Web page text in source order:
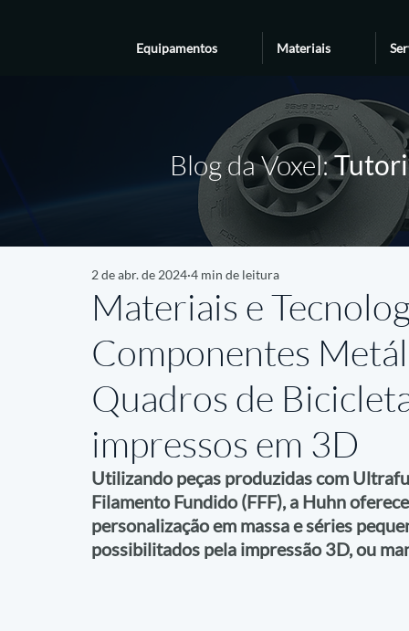
Equipamentos Materiais
Blog da Voxel:
Materiais e
Componentes
Quadros de
impressos em 3D
2 de abr. de 2024 4 min de leitura
Utilizando peças produzidas com
Filamento Fundido (FFF), a Huhn
personalização em massa e séries
possibilitados pela impressão 3D, ou